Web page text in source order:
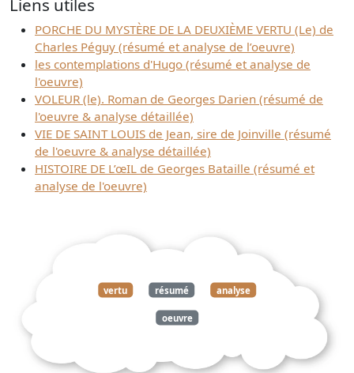
Liens utiles
PORCHE DU MYSTÈRE DE LA DEUXIÈME VERTU (Le) de
Charles Péguy (résumé et analyse de l’oeuvre)
les contemplations d'Hugo (résumé et analyse de
l'oeuvre)
VOLEUR (le). Roman de Georges Darien (résumé de
l'oeuvre & analyse détaillée)
VIE DE SAINT LOUIS de Jean, sire de Joinville (résumé
de l'oeuvre & analyse détaillée)
HISTOIRE DE L’œIL de Georges Bataille (résumé et
analyse de l'oeuvre)
vertu résumé analyse
oeuvre